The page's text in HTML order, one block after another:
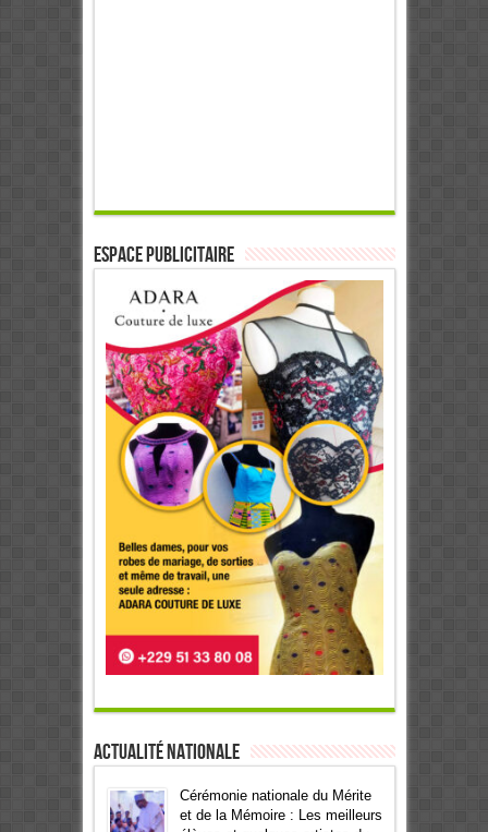
ESPACE PUBLICITAIRE
Actualité Nationale
Cérémonie nationale du Mérite
et de la Mémoire : Les meilleurs